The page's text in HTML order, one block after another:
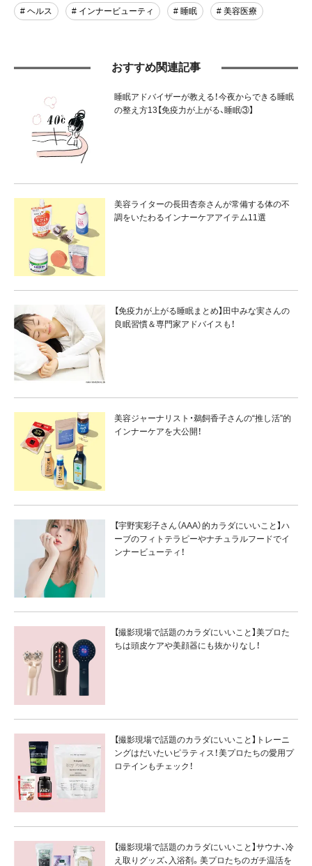
# ヘルス # インナービューティ # 睡眠 # 美容医療
おすすめ関連記事
睡眠アドバイザーが教える！今夜からできる睡眠
の整え方13【免疫力が上がる、睡眠③】
美容ライターの長田杏奈さんが常備する体の不
調をいたわるインナーケアアイテム11選
【免疫力が上がる睡眠まとめ】田中みな実さんの
良眠習慣＆専門家アドバイスも！
美容ジャーナリスト・鵜飼香子さんの“推し活”的
インナーケアを大公開！
【宇野実彩子さん（AAA）的カラダにいいこと】ハ
ーブのフィトテラピーやナチュラルフードでイ
ンナービューティ！
【撮影現場で話題のカラダにいいこと】美プロた
ちは頭皮ケアや美顔器にも抜かりなし！
【撮影現場で話題のカラダにいいこと】トレーニ
ングはだいたいピラティス！美プロたちの愛用プ
ロテインもチェック！
【撮影現場で話題のカラダにいいこと】サウナ、冷
え取りグッズ、入浴剤。美プロたちのガチ温活を